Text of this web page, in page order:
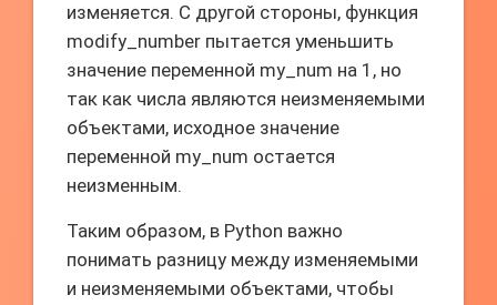
изменяется. С другой стороны, функция
modify_number пытается уменьшить
значение переменной my_num на 1, но
так как числа являются неизменяемыми
объектами, исходное значение
переменной my_num остается
неизменным.
Таким образом, в Python важно
понимать разницу между изменяемыми
и неизменяемыми объектами, чтобы